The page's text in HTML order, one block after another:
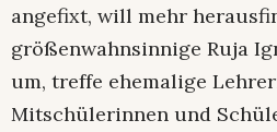
angefixt, will mehr
größenwahnsinnige Ruja
um, treffe ehemalige
Mitschülerinnen und